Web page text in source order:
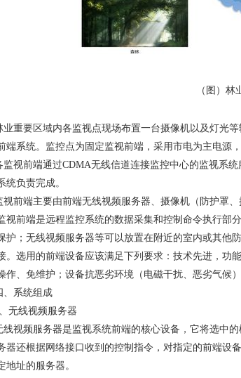
（图）
业重要区域内各监视点现场布置一台摄像机以及灯光
端系统。监控点为固定监视前端，采用市电为主电源
监视前端通过CDMA无线信道连接监控中心的监视系
统负责完成。
视前端主要由前端无线视频服务器、摄像机（防护罩
视前端是远程监控系统的数据采集和控制命令执行部
护；无线视频服务器等可以放置在附近的室内或其他
。选用的前端设备应该满足下列要求：技术先进，功
作、免维护；设备抗恶劣环境（电磁干扰、恶劣气候
、系统组成
无线视频服务器
线视频服务器是监视系统前端的核心设备，它将选中
器还根据网络接口收到的控制指令，对指定的前端设
地址的服务器。